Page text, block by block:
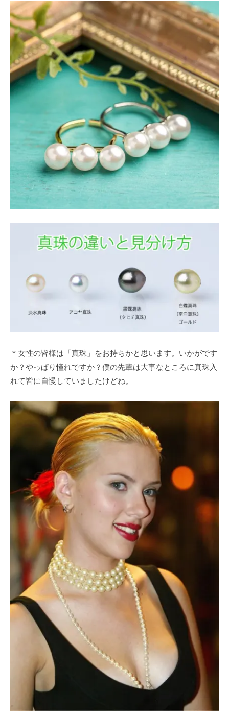
＊女性の皆様は「真珠」をお持ちかと思います。いかがです
か？やっぱり憧れですか？僕の先輩は大事なところに真珠入
れて皆に自慢していましたけどね。